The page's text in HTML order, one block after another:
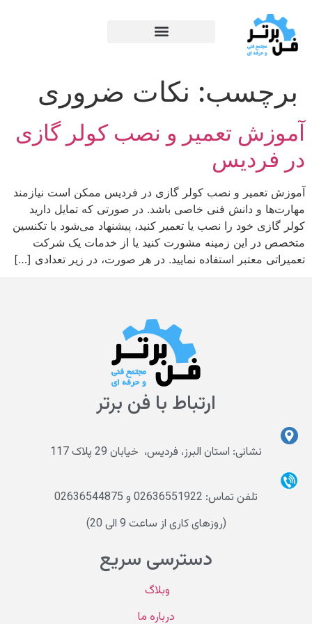
برچسب: نکات ضروری
آموزش تعمیر و نصب کولر گازی
در فردیس
آموزش تعمیر و نصب کولر گازی در فردیس ممکن است نیازمند
مهارت‌ها و دانش فنی خاصی باشد. در صورتی که تمایل دارید
کولر گازی خود را نصب یا تعمیر کنید، پیشنهاد می‌شود با تکنسین
متخصص در این زمینه مشورت کنید یا از خدمات یک شرکت
تعمیراتی معتبر استفاده نمایید. در هر صورت، در زیر تعدادی […]
ارتباط با فن برتر
نشانی: استان البرز، فردیس، خیابان 29 پلاک 117
تلفن تماس: 02636551922 و 02636544875
(روزهای کاری از ساعت 9 الی 20)
دسترسی سریع
وبلاگ
درباره ما